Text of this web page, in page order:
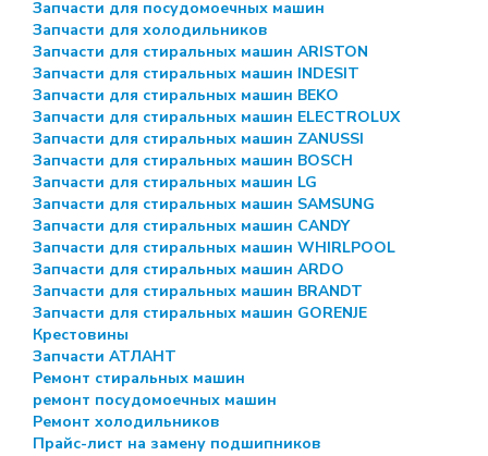
Запчасти для посудомоечных машин
Запчасти для холодильников
Запчасти для стиральных машин ARISTON
Запчасти для стиральных машин INDESIT
Запчасти для стиральных машин BEKO
Запчасти для стиральных машин ELECTROLUX
Запчасти для стиральных машин ZANUSSI
Запчасти для стиральных машин BOSCH
Запчасти для стиральных машин LG
Запчасти для стиральных машин SAMSUNG
Запчасти для стиральных машин CANDY
Запчасти для стиральных машин WHIRLPOOL
Запчасти для стиральных машин ARDO
Запчасти для стиральных машин BRANDT
Запчасти для стиральных машин GORENJE
Крестовины
Запчасти АТЛАНТ
Ремонт стиральных машин
ремонт посудомоечных машин
Ремонт холодильников
Прайс-лист на замену подшипников